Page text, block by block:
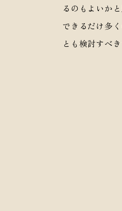
るのもよいかと
できるだけ多
とも検討すべき